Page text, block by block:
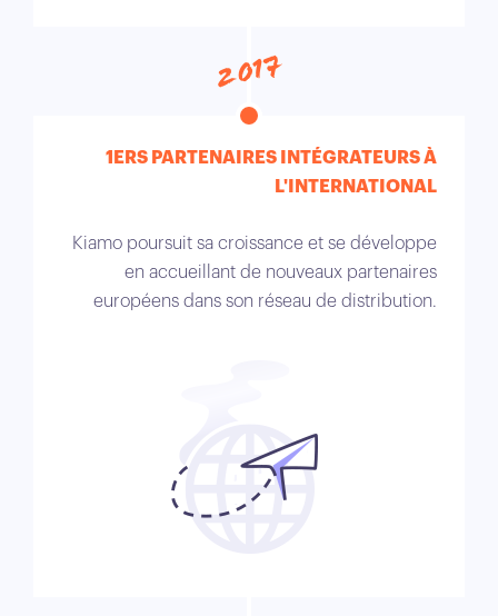
2017
1ERS PARTENAIRES INTÉGRATEURS À
L'INTERNATIONAL
Kiamo poursuit sa croissance et se développe
en accueillant de nouveaux partenaires
européens dans son réseau de distribution.